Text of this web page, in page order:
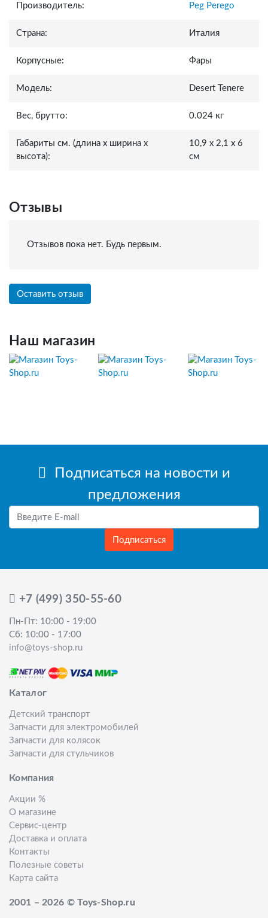
Производитель: Peg Perego
Страна: Италия
Корпусные: Фары
Модель: Desert Tenere
Вес, брутто: 0.024 кг
Габариты см. (длина x ширина x
высота):
10,9 x 2,1 x 6
см
Отзывы
Отзывов пока нет. Будь первым.
Оставить отзыв
Наш магазин
Подписаться на новости и
предложения
Подписаться
+7 (499) 350-55-60
Пн-Пт: 10:00 - 19:00
Сб: 10:00 - 17:00
info@toys-shop.ru
Каталог
Детский транспорт
Запчасти для электромобилей
Запчасти для колясок
Запчасти для стульчиков
Компания
Акции %
О магазине
Сервис-центр
Доставка и оплата
Контакты
Полезные советы
Карта сайта
2001 – 2026 © Toys-Shop.ru